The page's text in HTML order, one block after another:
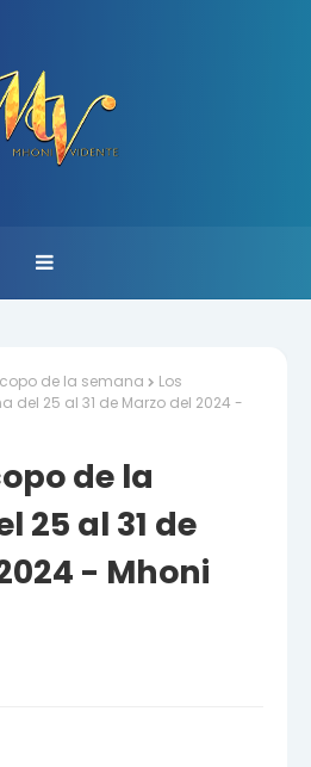
de la semana
Los
del 25 al 31 de Marzo del 2024 -
de la
25 al 31 de
- Mhoni